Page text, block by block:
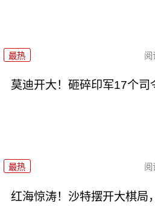
最热 阅
莫迪开大！砸碎印军17个司
最热 阅
红海惊涛！沙特摆开大棋局